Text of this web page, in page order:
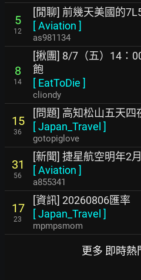
5
12
[閒聊] 前幾天美國的
[Aviation ]
as981134
8
14
[揪團] 8/7（五）14：
飽
[ EatToDie ]
cliondy
15
36
[問題] 高知松山五天四
[Japan_Travel ]
gotopiglove
31
56
[新聞] 捷星航空明年2
[Aviation ]
a855341
17
23
[資訊] 20260806匯率
[Japan_Travel ]
mpmpsmom
更多 即時熱